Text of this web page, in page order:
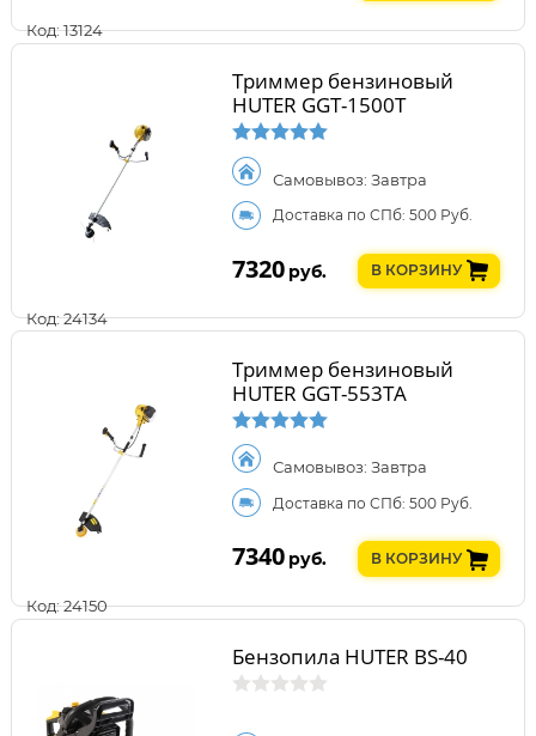
Код: 13124
Код: 24134
Триммер бензиновый
HUTER GGT-1500T
Самовывоз: Завтра
Доставка по СПб: 500 Руб.
7320 руб. В КОРЗИНУ
Код: 24150
Триммер бензиновый
HUTER GGT-553TA
Самовывоз: Завтра
Доставка по СПб: 500 Руб.
7340 руб. В КОРЗИНУ
Бензопила HUTER BS-40